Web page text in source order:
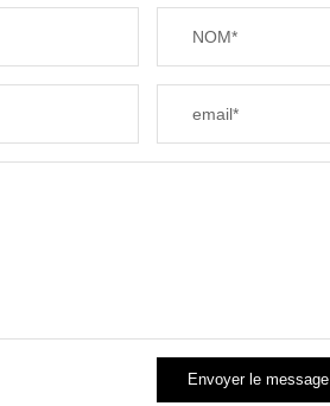
NOM*
email*
Envoyer le message